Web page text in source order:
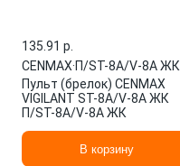
135.91 p.
CENMAX·П/ST-8A/V-8A ЖК
Пульт (брелок) CENMAX
VIGILANT ST-8A/V-8A ЖК
П/ST-8A/V-8A ЖК
В корзину